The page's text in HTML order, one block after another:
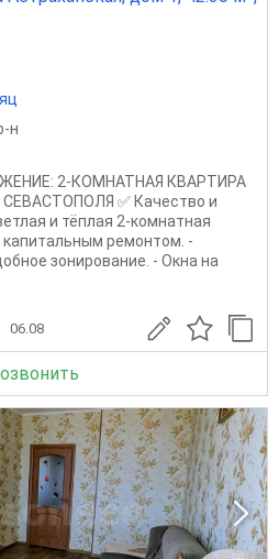
н
2-КОМНАТНАЯ КВАРТИРА
✅ Качество и
и тёплая 2-комнатная
ремонтом. -
зонирование. - Окна на
06.08